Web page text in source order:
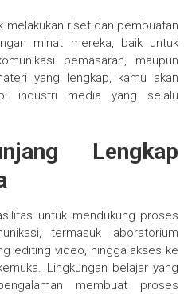
melakukan riset dan pembuatan
minat mereka, baik untuk
pemasaran, maupun
yang lengkap, kamu akan
industri media yang selalu
Lengkap
untuk mendukung proses
termasuk laboratorium
editing video, hingga akses ke
Lingkungan belajar yang
membuat proses